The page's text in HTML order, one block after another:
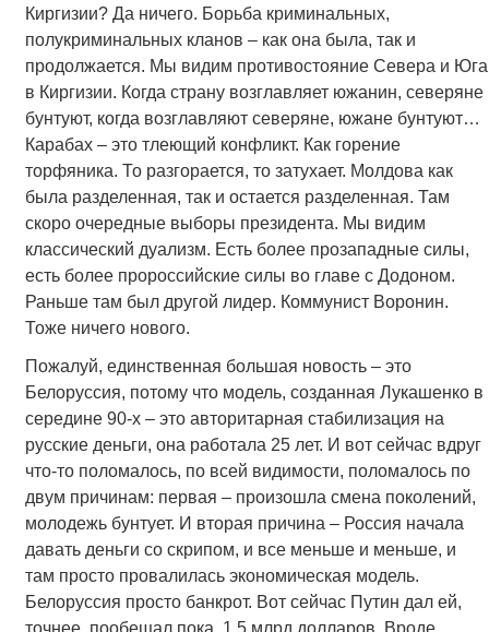
Киргизии? Да ничего. Борьба криминальных,
полукриминальных кланов – как она была, так и
продолжается. Мы видим противостояние Севера и Юга
в Киргизии. Когда страну возглавляет южанин, северяне
бунтуют, когда возглавляют северяне, южане бунтуют…
Карабах – это тлеющий конфликт. Как горение
торфяника. То разгорается, то затухает. Молдова как
была разделенная, так и остается разделенная. Там
скоро очередные выборы президента. Мы видим
классический дуализм. Есть более прозападные силы,
есть более пророссийские силы во главе с Додоном.
Раньше там был другой лидер. Коммунист Воронин.
Тоже ничего нового.
Пожалуй, единственная большая новость – это
Белоруссия, потому что модель, созданная Лукашенко в
середине 90-х – это авторитарная стабилизация на
русские деньги, она работала 25 лет. И вот сейчас вдруг
что-то поломалось, по всей видимости, поломалось по
двум причинам: первая – произошла смена поколений,
молодежь бунтует. И вторая причина – Россия начала
давать деньги со скрипом, и все меньше и меньше, и
там просто провалилась экономическая модель.
Белоруссия просто банкрот. Вот сейчас Путин дал ей,
точнее, пообещал пока, 1,5 млрд долларов. Вроде